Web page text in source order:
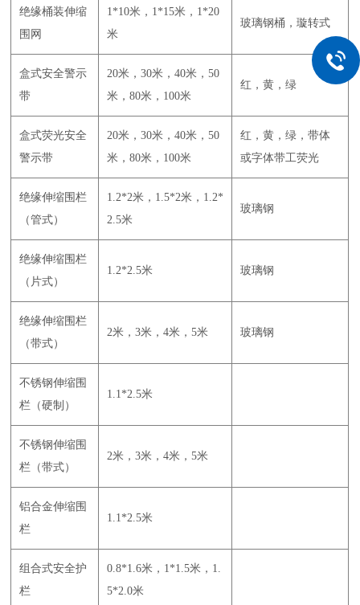
绝缘桶装伸缩
围网
1*10米，1*15米，1*20
米
玻璃钢桶，璇转式
盒式安全警示
带
20米，30米，40米，50
米，80米，100米
红，黄，绿
盒式荧光安全
警示带
20米，30米，40米，50
米，80米，100米
红，黄，绿，带体
或字体带工荧光
绝缘伸缩围栏
（管式）
1.2*2米，1.5*2米，1.2*
2.5米
玻璃钢
绝缘伸缩围栏
（片式）
1.2*2.5米 玻璃钢
绝缘伸缩围栏
（带式）
2米，3米，4米，5米 玻璃钢
不锈钢伸缩围
栏（硬制）
1.1*2.5米
不锈钢伸缩围
栏（带式）
2米，3米，4米，5米
铝合金伸缩围
栏
1.1*2.5米
组合式安全护
栏
0.8*1.6米，1*1.5米，1.
5*2.0米